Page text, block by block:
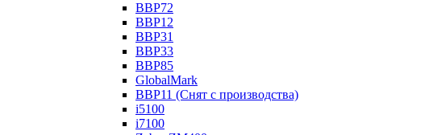
BBP72
BBP12
BBP31
BBP33
BBP85
GlobalMark
BBP11 (Снят с производства)
i5100
i7100